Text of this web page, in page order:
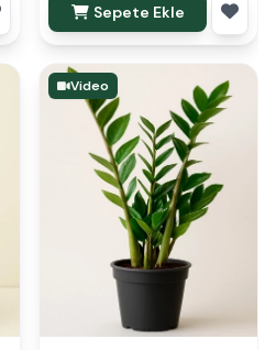
Sepete Ekle
Video